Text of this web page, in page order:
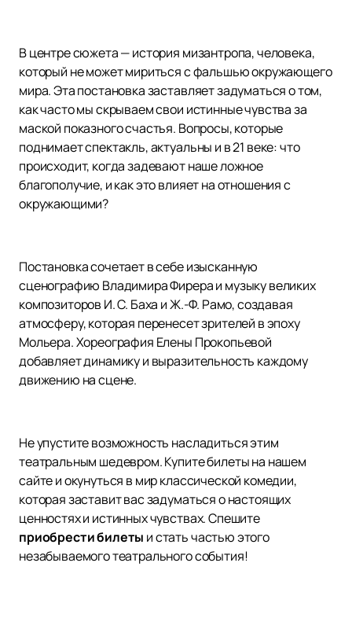
В центре сюжета — история мизантропа, человека,
который не может мириться с фальшью окружающего
мира. Эта постановка заставляет задуматься о том,
как часто мы скрываем свои истинные чувства за
маской показного счастья. Вопросы, которые
поднимает спектакль, актуальны и в 21 веке: что
происходит, когда задевают наше ложное
благополучие, и как это влияет на отношения с
окружающими?
Постановка сочетает в себе изысканную
сценографию Владимира Фирера и музыку великих
композиторов И. С. Баха и Ж.-Ф. Рамо, создавая
атмосферу, которая перенесет зрителей в эпоху
Мольера. Хореография Елены Прокопьевой
добавляет динамику и выразительность каждому
движению на сцене.
Не упустите возможность насладиться этим
театральным шедевром. Купите билеты на нашем
сайте и окунуться в мир классической комедии,
которая заставит вас задуматься о настоящих
ценностях и истинных чувствах. Спешите
приобрести билеты и стать частью этого
незабываемого театрального события!